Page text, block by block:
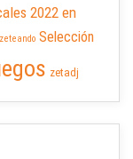
2022 en
Selección
zetadj